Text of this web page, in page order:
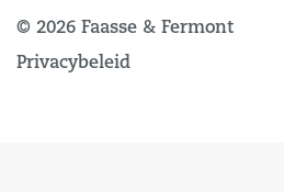
© 2026 Faasse & Fermont
Privacybeleid